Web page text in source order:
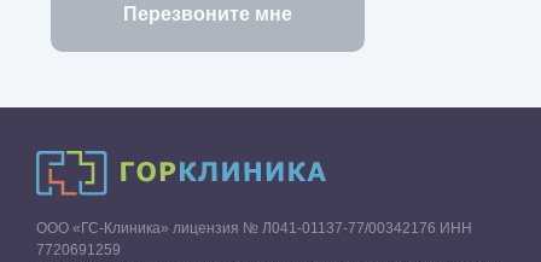
ООО «ГС-Клиника» лицензия № Л041-01137-77/00342176 ИНН
7720691259